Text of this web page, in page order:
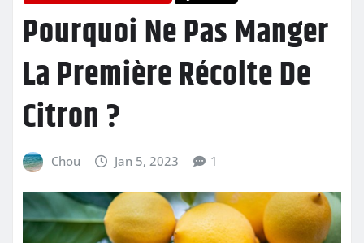
Pourquoi Ne Pas Manger
La Première Récolte De
Citron ?
Chou Jan 5, 2023 1